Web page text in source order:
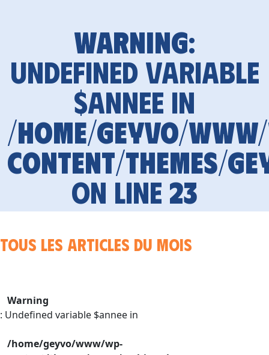
Warning:
Undefined variable
$annee in
/home/geyvo/
content/themes/
on line 23
Tous les articles du mois
Warning
: Undefined variable $annee in
/home/geyvo/www/wp-